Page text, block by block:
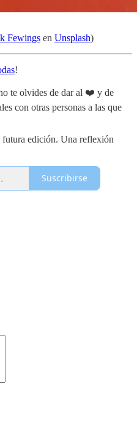
Fewings en Unsplash)
!
te olvides de dar al ❤️ y de
con otras personas a las que
futura edición. Una reflexión
Suscribirse